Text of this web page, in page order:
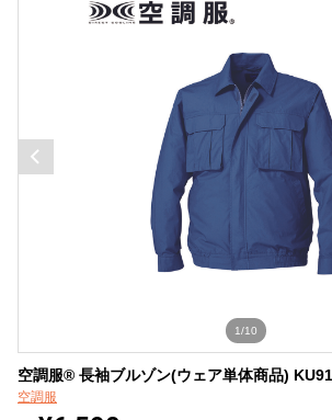
1/10
空調服® 長袖ブルゾン(ウェア単体商品)
空調服